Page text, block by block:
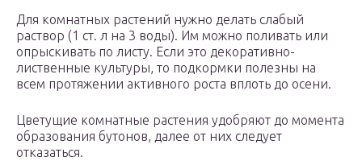
Для комнатных растений нужно делать слабый
раствор (1 ст. л на 3 воды). Им можно поливать или
опрыскивать по листу. Если это декоративно-
лиственные культуры, то подкормки полезны на
всем протяжении активного роста вплоть до осени.
Цветущие комнатные растения удобряют до момента
образования бутонов, далее от них следует
отказаться.